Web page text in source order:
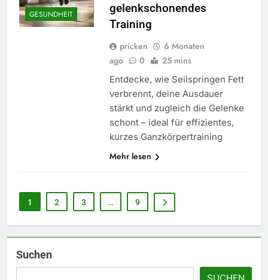
GESUNDHEIT
gelenkschonendes
Training
pricken
6 Monaten
ago
0 25 mins
Entdecke, wie Seilspringen Fett
verbrennt, deine Ausdauer
stärkt und zugleich die Gelenke
schont – ideal für effizientes,
kurzes Ganzkörpertraining
Mehr lesen
1 2 3 … 9
Suchen
Gemüse Sie jetzt pflanzen